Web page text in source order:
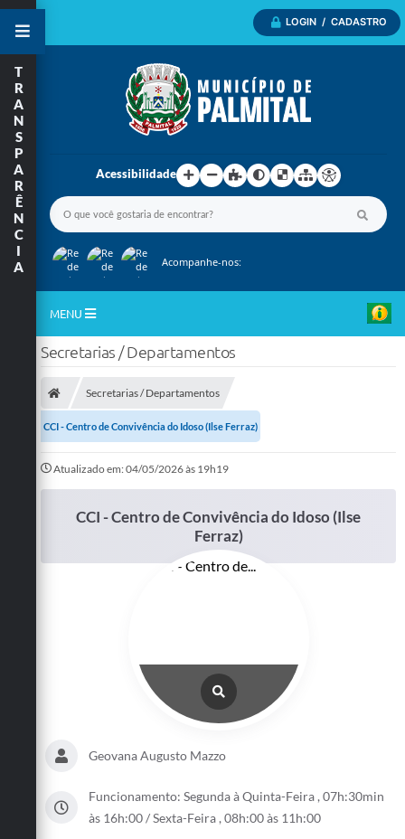
LOGIN / CADASTRO
Acessibilidade
Acompanhe-nos:
MENU
Inicio
A Nossa Cidade
A Prefeitura
Departamentos
T
R
A
N
S
P
A
R
Ê
N
C
I
A
Secretarias / Departamentos
Secretarias / Departamentos
CCI - Centro de Convivência do Idoso (Ilse Ferraz)
Atualizado em: 04/05/2026 às 19h19
CCI - Centro de Convivência do Idoso (Ilse
Ferraz)
Geovana Augusto Mazzo
Funcionamento: Segunda à Quinta-Feira , 07h:30min
às 16h:00 / Sexta-Feira , 08h:00 às 11h:00